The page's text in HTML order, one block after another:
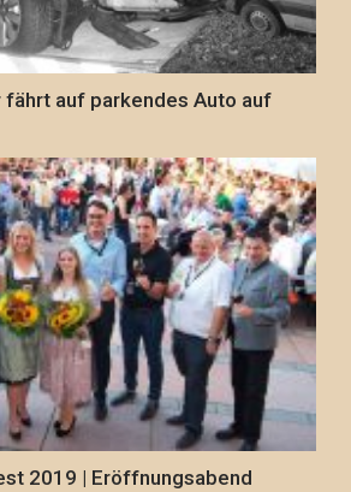
auf parkendes Auto auf
2019 | Eröffnungsabend